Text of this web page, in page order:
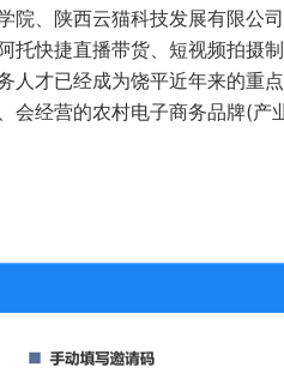
院、陕西云猫科技发展有限公
托快捷直播带货、短视频拍摄
人才已经成为饶平近年来的重
会经营的农村电子商务品牌(